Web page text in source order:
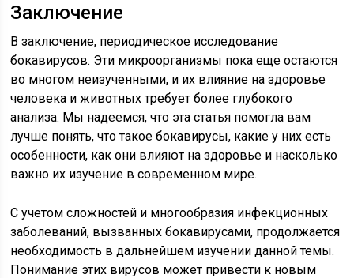
Заключение
В заключение, периодическое исследование
бокавирусов. Эти микроорганизмы пока еще остаются
во многом неизученными, и их влияние на здоровье
человека и животных требует более глубокого
анализа. Мы надеемся, что эта статья помогла вам
лучше понять, что такое бокавирусы, какие у них есть
особенности, как они влияют на здоровье и насколько
важно их изучение в современном мире.
С учетом сложностей и многообразия инфекционных
заболеваний, вызванных бокавирусами, продолжается
необходимость в дальнейшем изучении данной темы.
Понимание этих вирусов может привести к новым